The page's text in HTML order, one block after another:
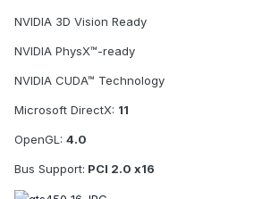
NVIDIA 3D Vision Ready
NVIDIA PhysX™-ready
NVIDIA CUDA™ Technology
Microsoft DirectX: 11
OpenGL: 4.0
Bus Support: PCI 2.0 x16